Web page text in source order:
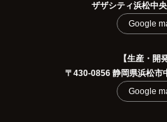
ザザシティ浜松中
Google
【生産・開
〒430-0856 静岡県浜松市
Google